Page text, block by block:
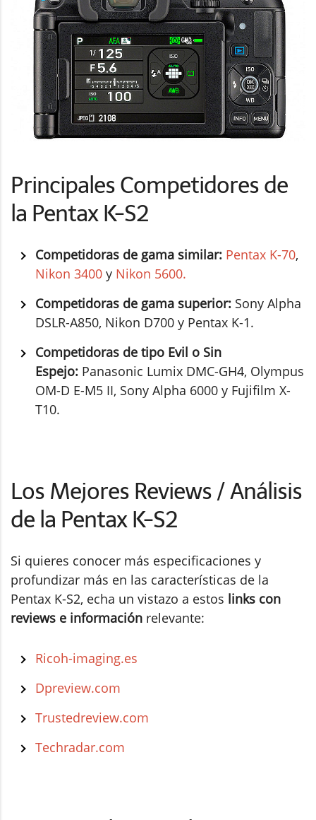
Principales Competidores de
la Pentax K-S2
Competidoras de gama similar: Pentax K-70,
Nikon 3400 y Nikon 5600.
Competidoras de gama superior: Sony Alpha
DSLR-A850, Nikon D700 y Pentax K-1.
Competidoras de tipo Evil o Sin
Espejo: Panasonic Lumix DMC-GH4, Olympus
OM-D E-M5 II, Sony Alpha 6000 y Fujifilm X-
T10.
Los Mejores Reviews / Análisis
de la Pentax K-S2
Si quieres conocer más especificaciones y
profundizar más en las características de la
Pentax K-S2, echa un vistazo a estos links con
reviews e información relevante:
Ricoh-imaging.es
Dpreview.com
Trustedreview.com
Techradar.com